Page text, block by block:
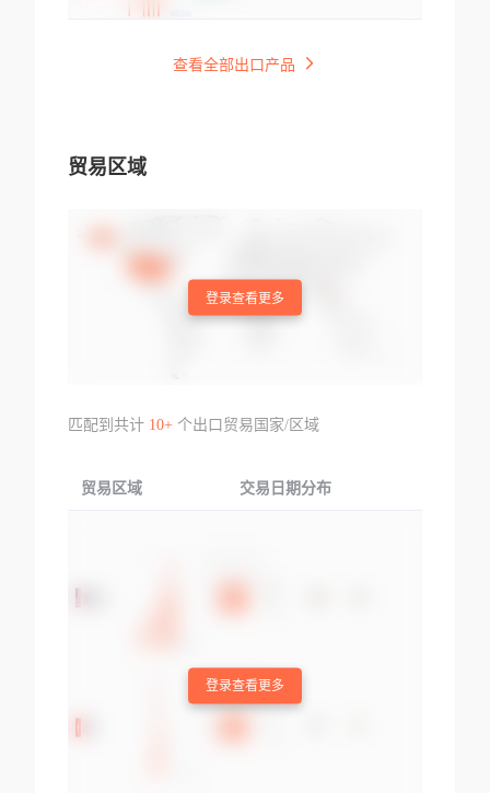
查看全部出口产品
贸易区域
登录查看更多
匹配到共计 10+个出口贸易国家/区域
贸易区域 交易日期分布
登录查看更多